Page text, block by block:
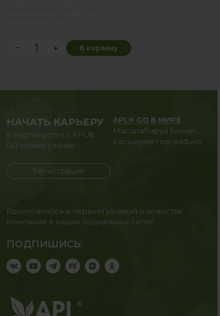
− + В корзину
НАЧАТЬ КАРЬЕРУ
в партнерстве с APL®
GO прямо сейчас
Регистрация
APL® GO В МИРЕ
Масштабируй бизнес,
расширяй географию.
Вдохновляйся и первым узнавай о новостях
Компании в наших социальных сетях!
ПОДПИШИСЬ: